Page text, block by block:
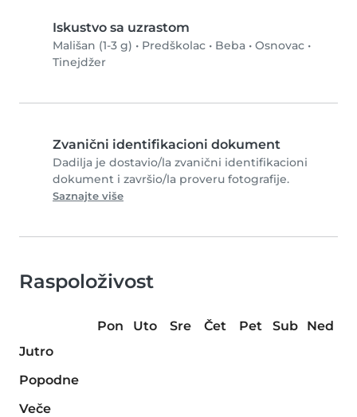
Iskustvo sa uzrastom
Mališan (1-3 g) • Predškolac • Beba • Osnovac •
Tinejdžer
Zvanični identifikacioni dokument
Dadilja je dostavio/la zvanični identifikacioni
dokument i završio/la proveru fotografije.
Saznajte više
Raspoloživost
Pon Uto Sre Čet Pet Sub
Ned
Jutro
Popodne
Veče